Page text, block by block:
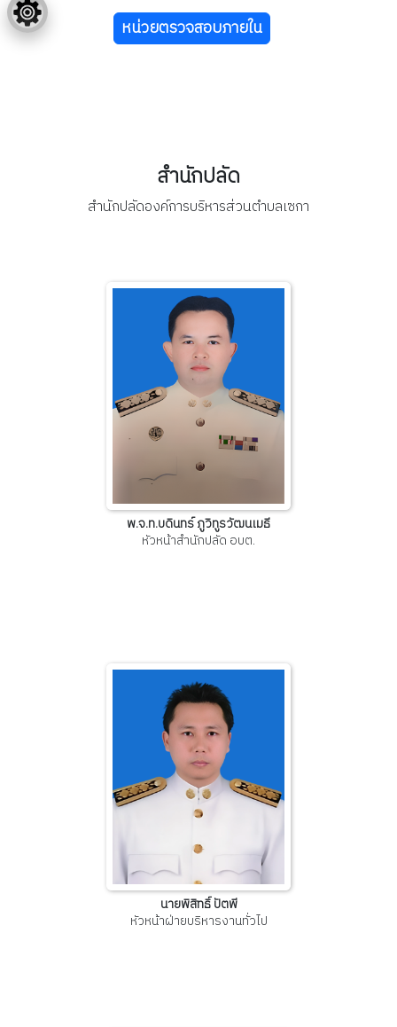
หน่วยตรวจสอบภายใน
สำนักปลัด
สำนักปลัดองค์การบริหารส่วนตำบลเซกา
พ.จ.ท.บดินทร์ ภูวิทูรวัฒนเมธี
หัวหน้าสำนักปลัด อบต.
นายพิสิทธิ์ ปัตพี
หัวหน้าฝ่ายบริหารงานทั่วไป